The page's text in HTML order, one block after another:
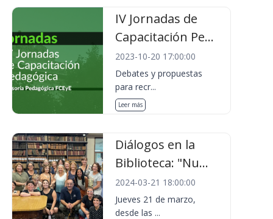
IV Jornadas de
Capacitación Pe...
2023-10-20 17:00:00
Debates y propuestas
para recr...
Leer más
Diálogos en la
Biblioteca: "Nu...
2024-03-21 18:00:00
Jueves 21 de marzo,
desde las ...